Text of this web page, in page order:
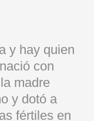
y hay quien
con
madre
y dotó a
fértiles en